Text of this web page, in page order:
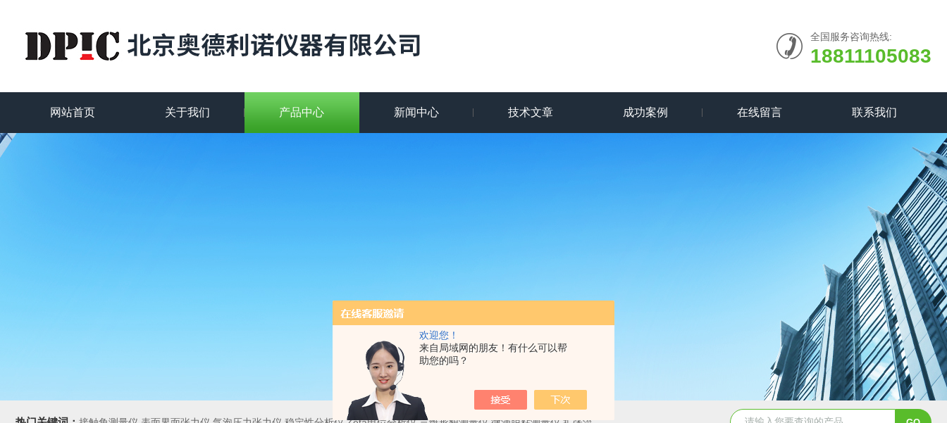
欢迎您！
来自局域网的朋友！有什么可以帮
助您的吗？
全国服务咨询热线:
18811105083
网站首页 关于我们 产品中心 新闻中心 技术文章 成功案例 在线留言 联系我们